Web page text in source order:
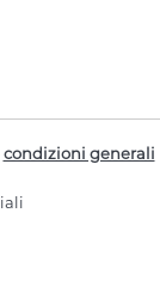
condizioni generali